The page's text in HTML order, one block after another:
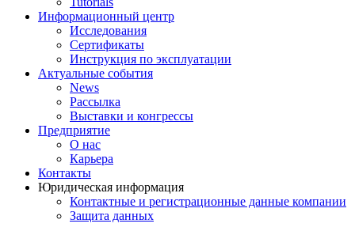
Информационный центр
Исследования
Сертификаты
Инструкция по эксплуатации
Актуальные события
News
Рассылка
Выставки и конгрессы
Предприятие
О нас
Карьера
Контакты
Юридическая информация
Контактные и регистрационные данные компании
Защита данных